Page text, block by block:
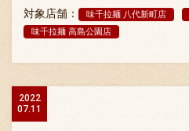
対象店舗： 味千拉麺 八代新町店
味千拉麺 高島公園店
2022
07.11